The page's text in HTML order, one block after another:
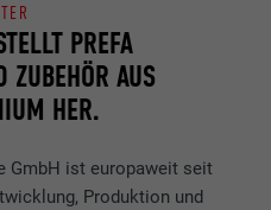
PREFA
ZUBEHÖR AUS
HER.
GmbH ist europaweit seit
Produktion und